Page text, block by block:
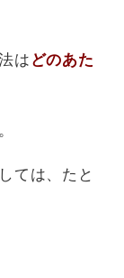
は どのあた
ては、たと